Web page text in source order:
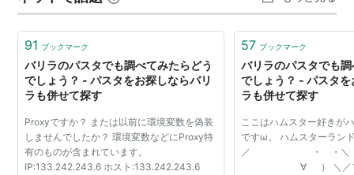
91 ブックマーク
バリラのパスタでも調べてみたらどう
でしょう？ - パスタをお探しならバリ
ラも併せて探す
Proxyですか？ または以前に環境変数を偽装
しませんでしたか？ 環境変数などにProxy特
有のものが含まれています。
IP:133.242.243.6 ホスト:133.242.243.6
57 ブックマーク
バリラのパスタでも
でしょう？ - パスタ
ラも併せて探す
ここはハムスター好きが
ですω。 ハムスターラン
／ ・ ・＼
∀ ） ＼／＼／